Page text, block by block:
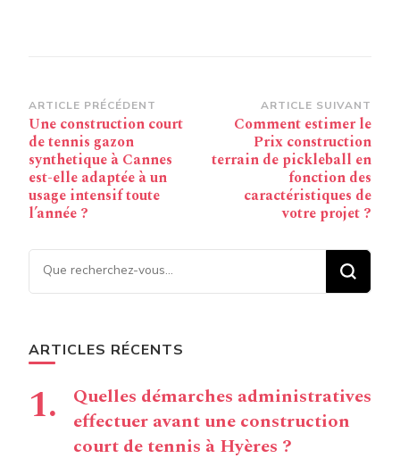
Navigation
d’article
ARTICLE PRÉCÉDENT
Une construction court
de tennis gazon
synthetique à Cannes
est-elle adaptée à un
usage intensif toute
l’année ?
ARTICLE SUIVANT
Comment estimer le
Prix construction
terrain de pickleball en
fonction des
caractéristiques de
votre projet ?
Vous recherchiez quelque
chose ?
ARTICLES RÉCENTS
Quelles démarches administratives
effectuer avant une construction
court de tennis à Hyères ?